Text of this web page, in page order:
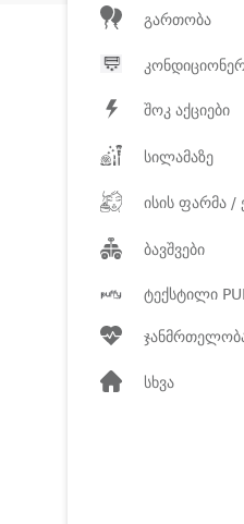
გართობა
შოკ აქციები
სილამაზე
ისის ფარმა /
ბავშვები
ტექსტილი
სხვა